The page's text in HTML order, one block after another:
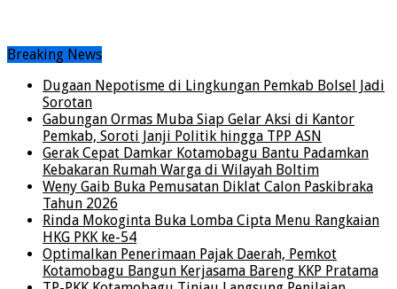
Breaking News
Dugaan Nepotisme di Lingkungan Pemkab Bolsel Jadi
Sorotan
Gabungan Ormas Muba Siap Gelar Aksi di Kantor
Pemkab, Soroti Janji Politik hingga TPP ASN
Gerak Cepat Damkar Kotamobagu Bantu Padamkan
Kebakaran Rumah Warga di Wilayah Boltim
Weny Gaib Buka Pemusatan Diklat Calon Paskibraka
Tahun 2026
Rinda Mokoginta Buka Lomba Cipta Menu Rangkaian
HKG PKK ke-54
Optimalkan Penerimaan Pajak Daerah, Pemkot
Kotamobagu Bangun Kerjasama Bareng KKP Pratama